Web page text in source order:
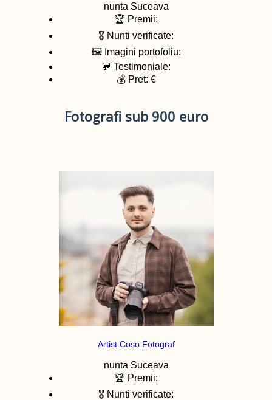
nunta Suceava
🏆 Premii:
🎖️ Nunti verificate:
🖼️ Imagini portofoliu:
💬 Testimoniale:
💰 Pret: €
Fotografi sub 900 euro
Artist Coso Fotograf
nunta Suceava
🏆 Premii:
🎖️ Nunti verificate: